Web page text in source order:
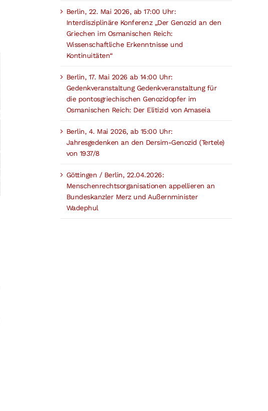
Berlin, 22. Mai 2026, ab 17:00 Uhr:
Interdisziplinäre Konferenz „Der Genozid an den
Griechen im Osmanischen Reich:
Wissenschaftliche Erkenntnisse und
Kontinuitäten“
Berlin, 17. Mai 2026 ab 14:00 Uhr:
Gedenkveranstaltung Gedenkveranstaltung für
die pontosgriechischen Genozidopfer im
Osmanischen Reich: Der Elitizid von Amaseia
Berlin, 4. Mai 2026, ab 15:00 Uhr:
Jahresgedenken an den Dersim-Genozid (Tertele)
von 1937/8
Göttingen / Berlin, 22.04.2026:
Menschenrechtsorganisationen appellieren an
Bundeskanzler Merz und Außernminister
Wadephul